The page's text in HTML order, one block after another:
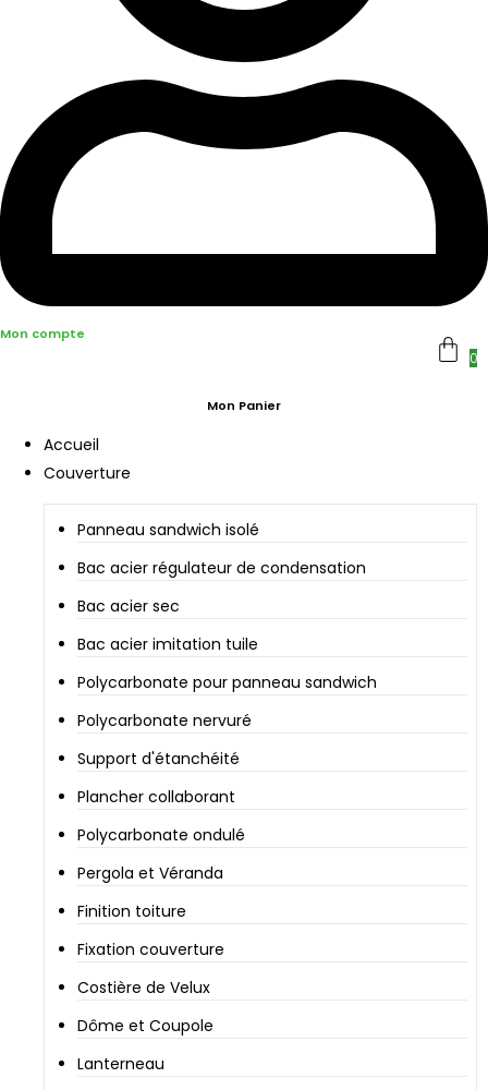
Mon compte
0
Mon Panier
Accueil
Couverture
Panneau sandwich isolé
Bac acier régulateur de condensation
Bac acier sec
Bac acier imitation tuile
Polycarbonate pour panneau sandwich
Polycarbonate nervuré
Support d'étanchéité
Plancher collaborant
Polycarbonate ondulé
Pergola et Véranda
Finition toiture
Fixation couverture
Costière de Velux
Dôme et Coupole
Lanterneau